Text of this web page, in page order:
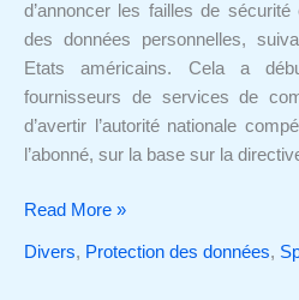
d’annoncer les failles de
des données personnelles,
Etats américains. Cela a
fournisseurs de services de
d’avertir l’autorité nationale
l’abonné, sur la base sur la
?
Read More »
Divers, Protection des données,